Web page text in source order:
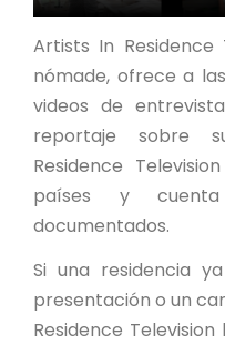
Artists In
nómade, ofrece a
videos de
reportaje sobre
Residence
países y
documentados.
Si una residencia
presentación o un
Residence